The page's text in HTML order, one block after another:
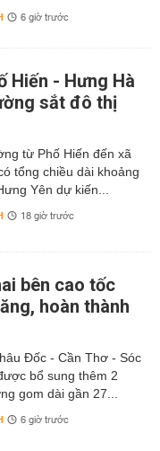
6 giờ trước
Hiến - Hưng Hà
sắt đô thị
từ Phố Hiến đến xã
tổng chiều dài khoảng
Yên dự kiến...
18 giờ trước
bên cao tốc
hoàn thành
Đốc - Cần Thơ - Sóc
bổ sung thêm 2
gom dài gần 27...
6 giờ trước